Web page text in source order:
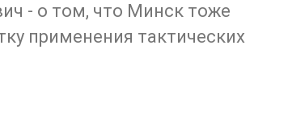
- о том, что Минск тоже
применения тактических